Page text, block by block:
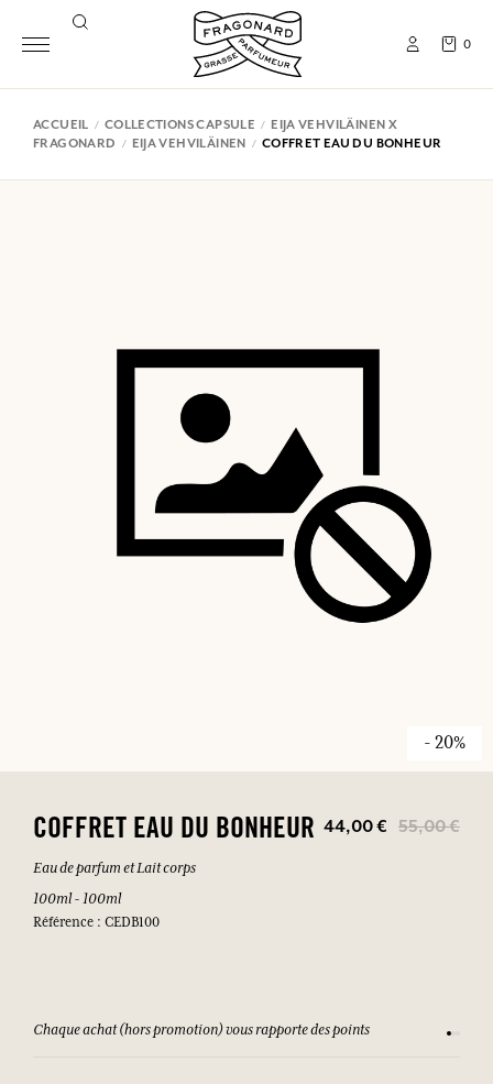
0
ACCUEIL COLLECTIONS CAPSULE
EIJA VEHVILÄINEN X
FRAGONARD
EIJA VEHVILÄINEN COFFRET EAU DU BONHEUR
- 20%
COFFRET EAU DU BONHEUR 44,00 € 55,00 €
Eau de parfum et Lait corps
100ml - 100ml
Référence : CEDB100
Chaque achat (hors promotion) vous rapporte des points